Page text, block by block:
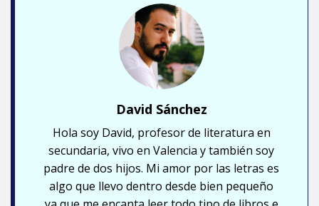
David Sánchez
Hola soy David, profesor de literatura en
secundaria, vivo en Valencia y también soy
padre de dos hijos. Mi amor por las letras es
algo que llevo dentro desde bien pequeño